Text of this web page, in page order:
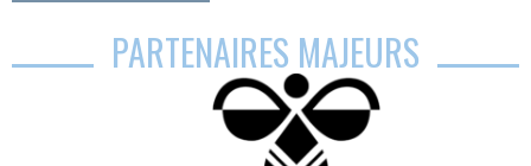
PARTENAIRES MAJEURS